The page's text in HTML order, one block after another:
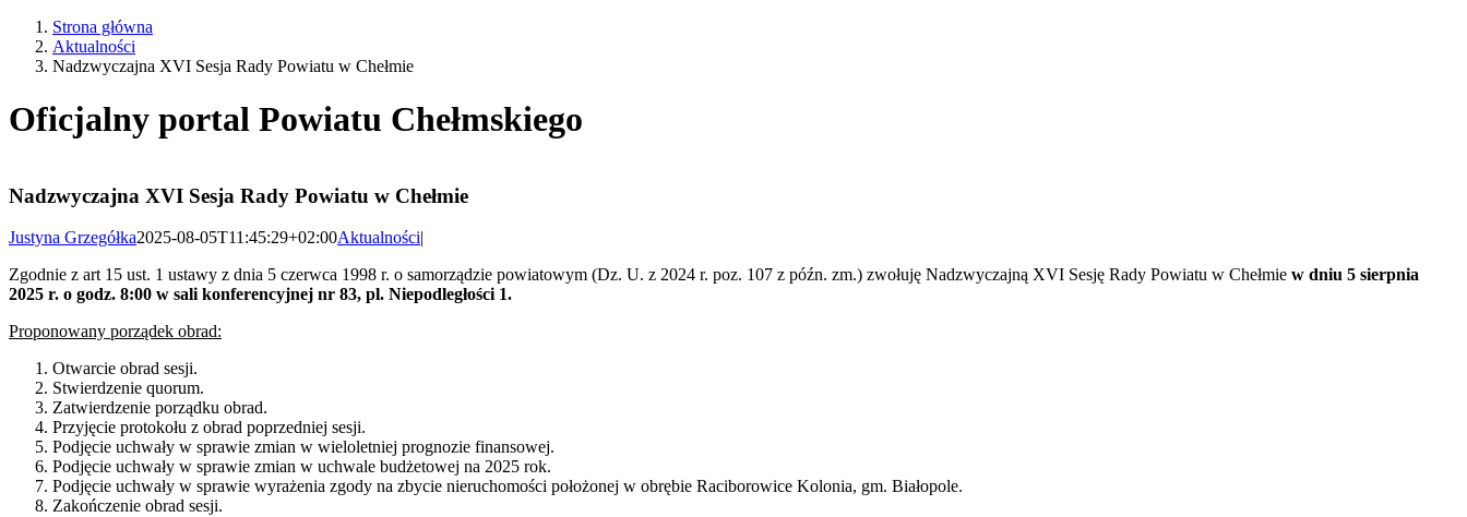
Strona główna
Aktualności
Nadzwyczajna XVI Sesja Rady Powiatu w Chełmie
Oficjalny portal Powiatu Chełmskiego
Nadzwyczajna XVI Sesja Rady Powiatu w Chełmie
Justyna Grzegółka2025-08-05T11:45:29+02:00Aktualności|
Zgodnie z art 15 ust. 1 ustawy z dnia 5 czerwca 1998 r. o samorządzie powiatowym (Dz. U. z 2024 r. poz. 107 z późn. zm.) zwołuję Nadzwyczajną XVI Sesję Rady Powiatu w Chełmie w dniu 5 sierpnia
2025 r. o godz. 8:00 w sali konferencyjnej nr 83, pl. Niepodległości 1.
Proponowany porządek obrad:
Otwarcie obrad sesji.
Stwierdzenie quorum.
Zatwierdzenie porządku obrad.
Przyjęcie protokołu z obrad poprzedniej sesji.
Podjęcie uchwały w sprawie zmian w wieloletniej prognozie finansowej.
Podjęcie uchwały w sprawie zmian w uchwale budżetowej na 2025 rok.
Podjęcie uchwały w sprawie wyrażenia zgody na zbycie nieruchomości położonej w obrębie Raciborowice Kolonia, gm. Białopole.
Zakończenie obrad sesji.